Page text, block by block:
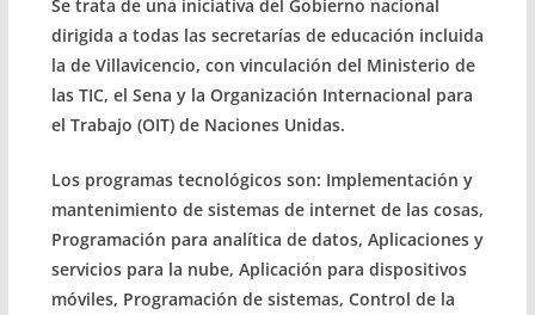
Se trata de una iniciativa del Gobierno nacional
dirigida a todas las secretarías de educación incluida
la de Villavicencio, con vinculación del Ministerio de
las TIC, el Sena y la Organización Internacional para
el Trabajo (OIT) de Naciones Unidas.
Los programas tecnológicos son: Implementación y
mantenimiento de sistemas de internet de las cosas,
Programación para analítica de datos, Aplicaciones y
servicios para la nube, Aplicación para dispositivos
móviles, Programación de sistemas, Control de la